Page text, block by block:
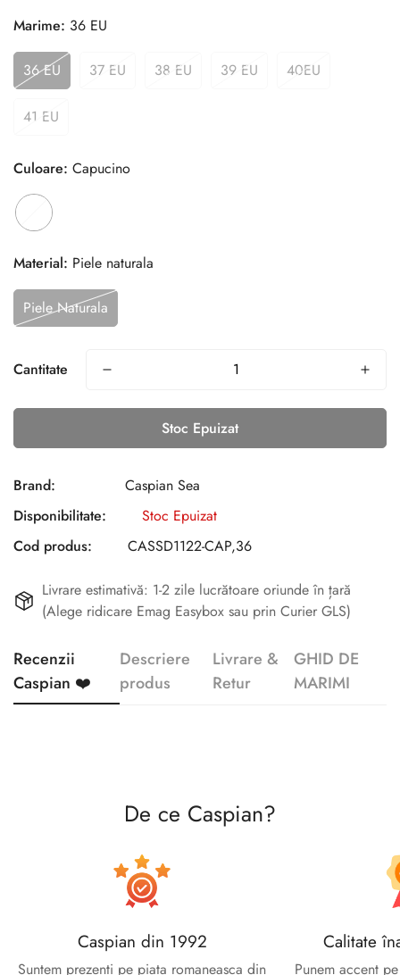
Marime: 36 EU
36 EU 37 EU 38 EU 39 EU 40EU
41 EU
Culoare: Capucino
Material: Piele naturala
Piele Naturala
Cantitate
Stoc Epuizat
Brand:
Caspian Sea
Disponibilitate:
Stoc Epuizat
Cod produs:
CASSD1122-CAP,36
Livrare estimativă: 1-2 zile lucrătoare oriunde în țară
(Alege ridicare Emag Easybox sau prin Curier GLS)
Recenzii
Caspian ❤️
Descriere
produs
Livrare &
Retur
GHID DE
MARIMI
De ce Caspian?
Caspian din 1992
Suntem prezenti pe piata romaneasca din
Calitate
Punem accent
No, I'm not Yes, I am